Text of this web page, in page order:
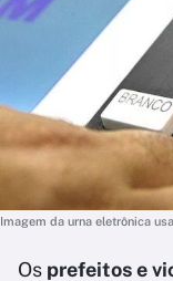
Imagem da urna eletrônica
Os prefeitos e